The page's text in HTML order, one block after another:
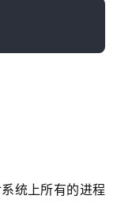
统上所有的进程